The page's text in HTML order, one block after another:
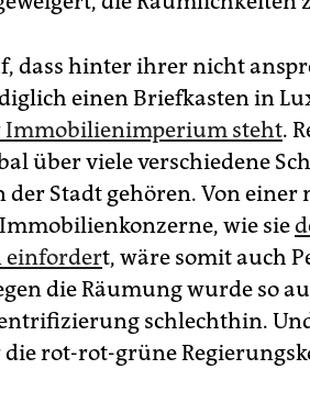
dass hinter ihrer nicht
einen Briefkasten in
Immobilienimperium steht.
über viele verschiedene
Stadt gehören. Von einer
wie sie
einfordert, wäre somit auch
die Räumung wurde so
schlechthin.
rot-rot-grüne